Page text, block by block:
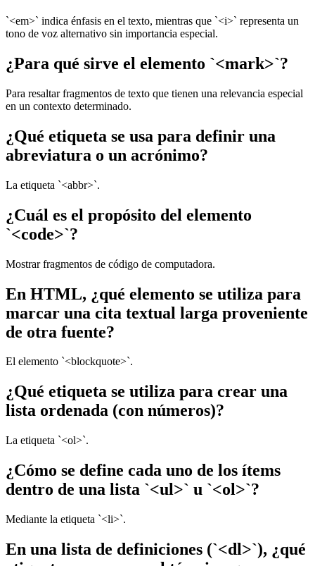
`<em>` indica énfasis en el texto, mientras que `<i>` representa un
tono de voz alternativo sin importancia especial.
¿Para qué sirve el elemento `<mark>`?
Para resaltar fragmentos de texto que tienen una relevancia especial
en un contexto determinado.
¿Qué etiqueta se usa para definir una
abreviatura o un acrónimo?
La etiqueta `<abbr>`.
¿Cuál es el propósito del elemento
`<code>`?
Mostrar fragmentos de código de computadora.
En HTML, ¿qué elemento se utiliza para
marcar una cita textual larga proveniente
de otra fuente?
El elemento `<blockquote>`.
¿Qué etiqueta se utiliza para crear una
lista ordenada (con números)?
La etiqueta `<ol>`.
¿Cómo se define cada uno de los ítems
dentro de una lista `<ul>` u `<ol>`?
Mediante la etiqueta `<li>`.
En una lista de definiciones (`<dl>`), ¿qué